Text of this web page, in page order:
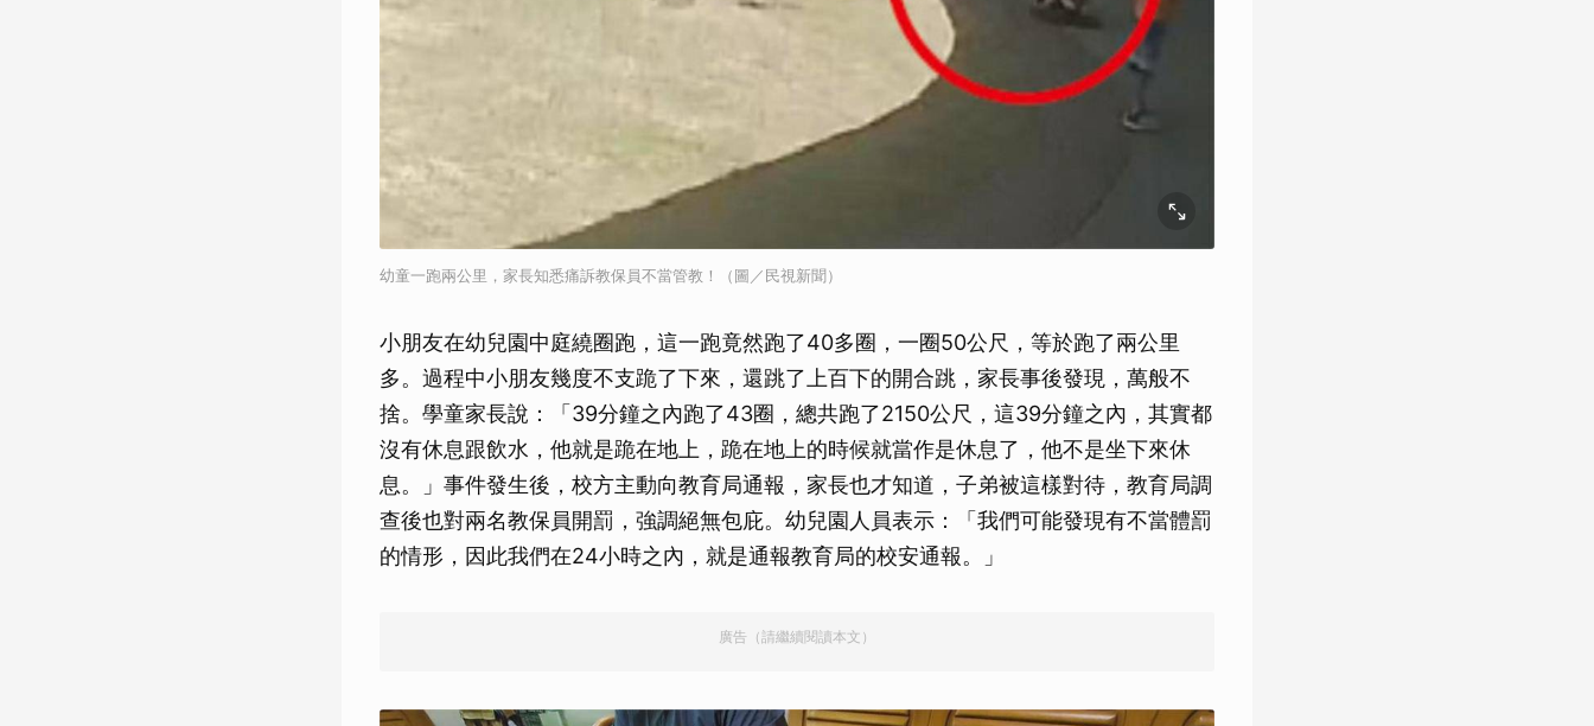
幼童一跑兩公里，家長知悉痛訴教保員不當管教！（圖／民視新聞）
小朋友在幼兒園中庭繞圈跑，這一跑竟然跑了40多圈，一圈50公尺，等於跑了兩公里
多。過程中小朋友幾度不支跪了下來，還跳了上百下的開合跳，家長事後發現，萬般不
捨。學童家長說：「39分鐘之內跑了43圈，總共跑了2150公尺，這39分鐘之內，其實都
沒有休息跟飲水，他就是跪在地上，跪在地上的時候就當作是休息了，他不是坐下來休
息。」事件發生後，校方主動向教育局通報，家長也才知道，子弟被這樣對待，教育局調
查後也對兩名教保員開罰，強調絕無包庇。幼兒園人員表示：「我們可能發現有不當體罰
的情形，因此我們在24小時之內，就是通報教育局的校安通報。」
廣告（請繼續閱讀本文）